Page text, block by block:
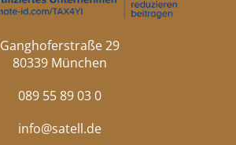
Ganghoferstraße 29
80339 München
089 55 89 03 0
info@satell.de